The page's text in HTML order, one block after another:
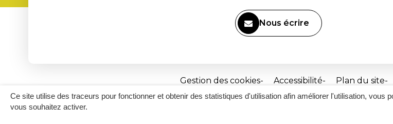
Ce site utilise des traceurs pour fonctionner et obtenir des statistiques d'utilisation afin améliorer l'utilisation, vous
vous souhaitez activer.
Nous écrire
Gestion des cookies Accessibilité Plan du site